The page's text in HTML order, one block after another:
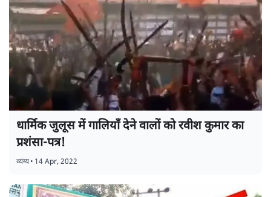
धार्मिक जुलूस में गालियाँ देने वालों को रवीश कुमार का
प्रशंसा-पत्र!
व्यंग्य• 14 Apr, 2022